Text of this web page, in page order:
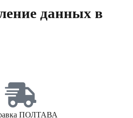
данных в
ПОЛТАВА